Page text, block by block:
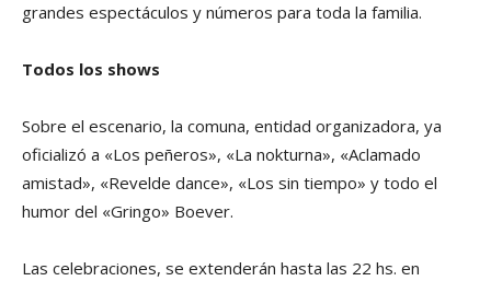
grandes espectáculos y números para toda la familia.
Todos los shows
Sobre el escenario, la comuna, entidad organizadora, ya
oficializó a «Los peñeros», «La nokturna», «Aclamado
amistad», «Revelde dance», «Los sin tiempo» y todo el
humor del «Gringo» Boever.
Las celebraciones, se extenderán hasta las 22 hs. en